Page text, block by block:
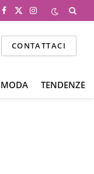
Facebook
X
(Twitter)
Instagram
CONTATTACI
MODA TENDENZE